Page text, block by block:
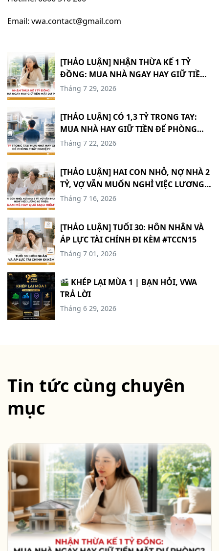
Email: vwa.contact@gmail.com
[THẢO LUẬN] NHẬN THỪA KẾ 1 TỶ
ĐỒNG: MUA NHÀ NGAY HAY GIỮ TIỀN
MẶT DỰ PHÒNG? #TCCN18
Tháng 7 29, 2026
[THẢO LUẬN] CÓ 1,3 TỶ TRONG TAY:
MUA NHÀ HAY GIỮ TIỀN ĐỂ PHÒNG
Tháng 7 22, 2026
[THẢO LUẬN] HAI CON NHỎ, NỢ NHÀ 2
TỶ, VỢ VẪN MUỐN NGHỈ VIỆC LƯƠNG
60 TRIỆU: ĐAM MÊ HAY QUÁ MẠO
Tháng 7 16, 2026
[THẢO LUẬN] TUỔI 30: HÔN NHÂN VÀ
ÁP LỰC TÀI CHÍNH ĐI KÈM #TCCN15
Tháng 7 01, 2026
KHÉP LẠI MÙA 1 | BẠN HỎI, VWA
TRẢ LỜI
Tháng 6 29, 2026
Tin tức cùng chuyên
mục